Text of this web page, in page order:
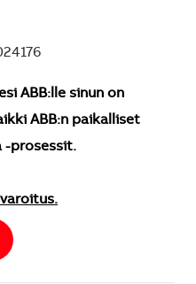
ABB:lle sinun on
ABB:n paikalliset
-prosessit.